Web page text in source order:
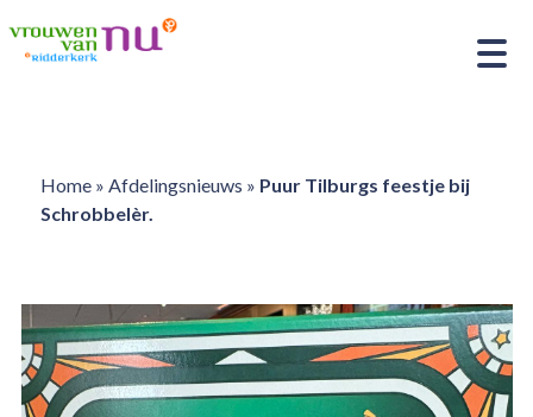
Home» Afdelingsnieuws » Puur Tilburgs feestje bij
Schrobbelèr.